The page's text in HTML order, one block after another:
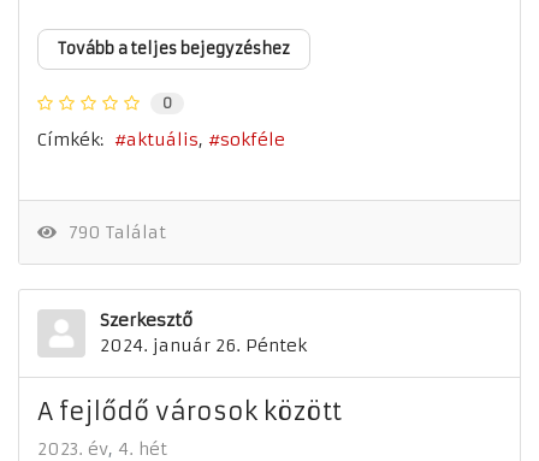
Tovább a teljes bejegyzéshez
0
Címkék: aktuális sokféle
790 Találat
Szerkesztő
2024. január 26. Péntek
A fejlődő városok között
2023. év 4. hét